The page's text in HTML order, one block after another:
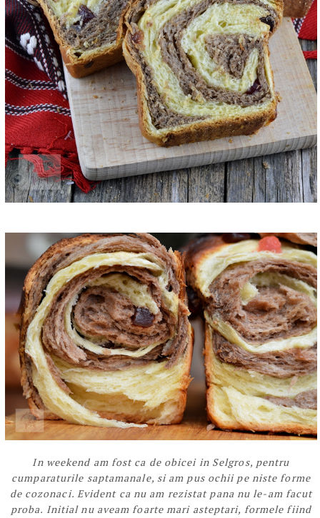
In weekend am fost ca de obicei in Selgros, pentru
cumparaturile saptamanale, si am pus ochii pe niste forme
de cozonaci. Evident ca nu am rezistat pana nu le-am facut
proba. Initial nu aveam foarte mari asteptari, formele fiind